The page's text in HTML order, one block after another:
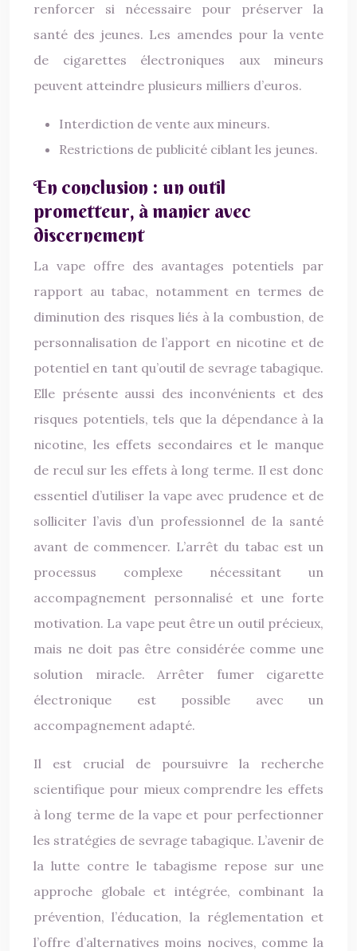
renforcer si nécessaire pour préserver la
santé des jeunes. Les amendes pour la vente
de cigarettes électroniques aux mineurs
peuvent atteindre plusieurs milliers d’euros.
Interdiction de vente aux mineurs.
Restrictions de publicité ciblant les jeunes.
En conclusion : un outil
prometteur, à manier avec
discernement
La vape offre des avantages potentiels par
rapport au tabac, notamment en termes de
diminution des risques liés à la combustion, de
personnalisation de l’apport en nicotine et de
potentiel en tant qu’outil de sevrage tabagique.
Elle présente aussi des inconvénients et des
risques potentiels, tels que la dépendance à la
nicotine, les effets secondaires et le manque
de recul sur les effets à long terme. Il est donc
essentiel d’utiliser la vape avec prudence et de
solliciter l’avis d’un professionnel de la santé
avant de commencer. L’arrêt du tabac est un
processus complexe nécessitant un
accompagnement personnalisé et une forte
motivation. La vape peut être un outil précieux,
mais ne doit pas être considérée comme une
solution miracle. Arrêter fumer cigarette
électronique est possible avec un
accompagnement adapté.
Il est crucial de poursuivre la recherche
scientifique pour mieux comprendre les effets
à long terme de la vape et pour perfectionner
les stratégies de sevrage tabagique. L’avenir de
la lutte contre le tabagisme repose sur une
approche globale et intégrée, combinant la
prévention, l’éducation, la réglementation et
l’offre d’alternatives moins nocives, comme la